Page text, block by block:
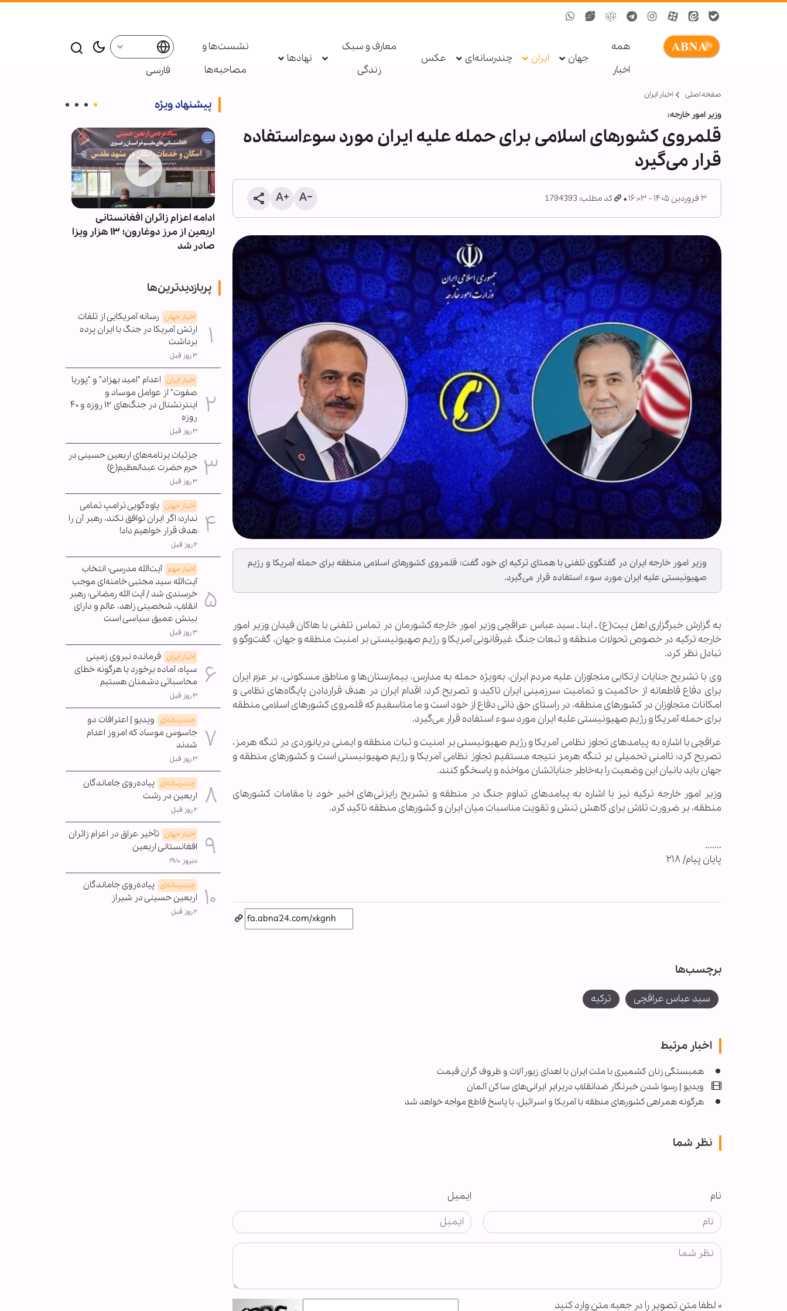
همه
اخبار
جهان ایران چندرسانه‌ای عکس
معارف و سبک
زندگی
نهادها
نشست‌ها و
مصاحبه‌ها
فارسی
صفحه اصلی اخبار ایران
وزیر امور خارجه:
قلمروی کشورهای اسلامی برای حمله علیه ایران مورد سوءاستفاده
قرار می‌گیرد
۳ فروردین ۱۴۰۵ - ۱۶:۰۳ کد مطلب: 1794393
وزیر امور خارجه ایران در گفتگوی تلفنی با همتای ترکیه ای خود گفت: قلمروی کشورهای اسلامی منطقه برای حمله آمریکا و رژیم
صهیونیستی علیه ایران مورد سوء استفاده قرار می‌گیرد.
به گزارش خبرگزاری اهل بیت(ع) ـ ابنا ـ سید عباس عراقچی وزیر امور خارجه کشورمان در تماس تلفنی با هاکان فیدان وزیر امور
خارجه ترکیه در خصوص تحولات منطقه‌ و تبعات جنگ غیرقانونی آمریکا و رژیم صهیونیستی بر امنیت منطقه و جهان، گفت‌وگو و
تبادل نظر کرد.
وی با تشریح جنایات ارتکابی متجاوزان علیه مردم ایران، به‌ویژه حمله به مدارس، بیمارستان‌ها و مناطق مسکونی، بر عزم ایران
برای دفاع قاطعانه از حاکمیت و تمامیت سرزمینی ایران تاکید و تصریح کرد: اقدام ایران در هدف قراردادن پایگاه‌های نظامی و
امکانات متجاوزان در کشورهای منطقه، در راستای حق ذاتی دفاع از خود است و ما متاسفیم که قلمروی کشورهای اسلامی منطقه
برای حمله آمریکا و رژیم صهیونیستی علیه ایران مورد سوء استفاده قرار می‌گیرد.
عراقچی با اشاره به پیامدهای تجاوز نظامی آمریکا و رژیم صهیونیستی بر امنیت و ثبات منطقه و ایمنی دریانوردی در تنگه هرمز،
تصریح کرد: ناامنی تحمیلی بر تنگه هرمز نتیجه مستقیم تجاوز نظامی آمریکا و رژیم صهیونیستی است و کشورهای منطقه و
جهان باید بانیان این وضعیت را به‌خاطر جنایاتشان مواخذه و پاسخگو کنند.
وزیر امور خارجه ترکیه نیز با اشاره به پیامدهای تداوم جنگ در منطقه و تشریح رایزنی‌های اخیر خود با مقامات کشورهای
منطقه، بر ضرورت تلاش برای کاهش تنش و تقویت مناسبات میان ایران و کشورهای منطقه تاکید کرد.
.......
پایان پیام/ ۲۱۸
برچسب‌ها
سید عباس عراقچی ترکیه
اخبار مرتبط
همبستگی زنان کشمیری با ملت ایران با اهدای زیورآلات و ظروف گران قیمت
ویدیو | رسوا شدن خبرنگار ضدانقلاب دربرابر ایرانی‌های ساکن آلمان
هرگونه همراهی کشورهای منطقه با آمریکا و اسرائیل، با پاسخ قاطع مواجه خواهد شد
نظر شما
نام ایمیل
* لطفا متن تصویر را در جعبه متن وارد کنید
پیشنهاد ویژه
سردار ابن‌الرضا: دست نیروهای
مسلح برای پاسخ به تهدیدات پُر
است
ادامه اعزام زائران افغانستانی
اربعین از مرز دوغارون؛ ۱۳ هزار ویزا
صادر شد
پربازدیدترین‌ها
اخبار جهان رسانه آمریکایی از تلفات
ارتش آمریکا در جنگ با ایران پرده
برداشت
۳ روز قبل
اخبار ایران اعدام "امید بهزاد" و "پوریا
صفوت" از عوامل موساد و
اینترنشنال در جنگ‌های ۱۲ روزه و ۴۰
روزه
۳ روز قبل
جزئیات برنامه‌های اربعین حسینی در
حرم حضرت عبدالعظیم(ع)
۳ روز قبل
اخبار جهان یاوه‌گویی ترامپ تمامی
ندارد؛ اگر ایران توافق نکند، رهبر آن را
هدف قرار خواهیم داد!
۲ روز قبل
اخبار مهم آیت‌الله مدرسی: انتخاب
آیت‌الله سید مجتبی خامنه‌ای موجب
خرسندی شد / آیت الله رمضانی: رهبر
انقلاب، شخصیتی زاهد، عالم و دارای
بینش عمیق سیاسی است
۳ روز قبل
اخبار ایران فرمانده نیروی زمینی
سپاه: آماده برخورد با هرگونه خطای
محاسباتی دشمنان هستیم
۳ روز قبل
چندرسانه‌ای ویدیو | اعترافات دو
جاسوس موساد که امروز اعدام
شدند
۳ روز قبل
چندرسانه‌ای پیاده‌روی جاماندگان
اربعین در رشت
۲ روز قبل
اخبار جهان تأخیر عراق در اعزام زائران
افغانستانی اربعین
دیروز ۱۹:۱۰
چندرسانه‌ای پیاده‌روی جاماندگان
اربعین حسینی در شیراز
۲ روز قبل